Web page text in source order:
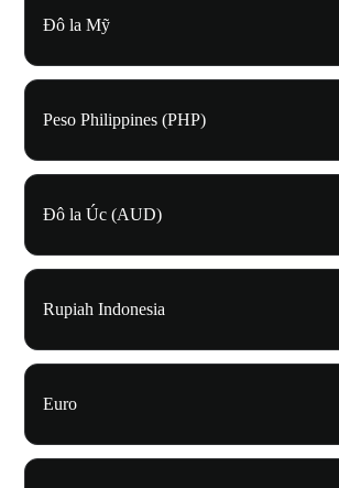
Đô la Mỹ
Peso Philippines (PHP)
Đô la Úc (AUD)
Rupiah Indonesia
Euro